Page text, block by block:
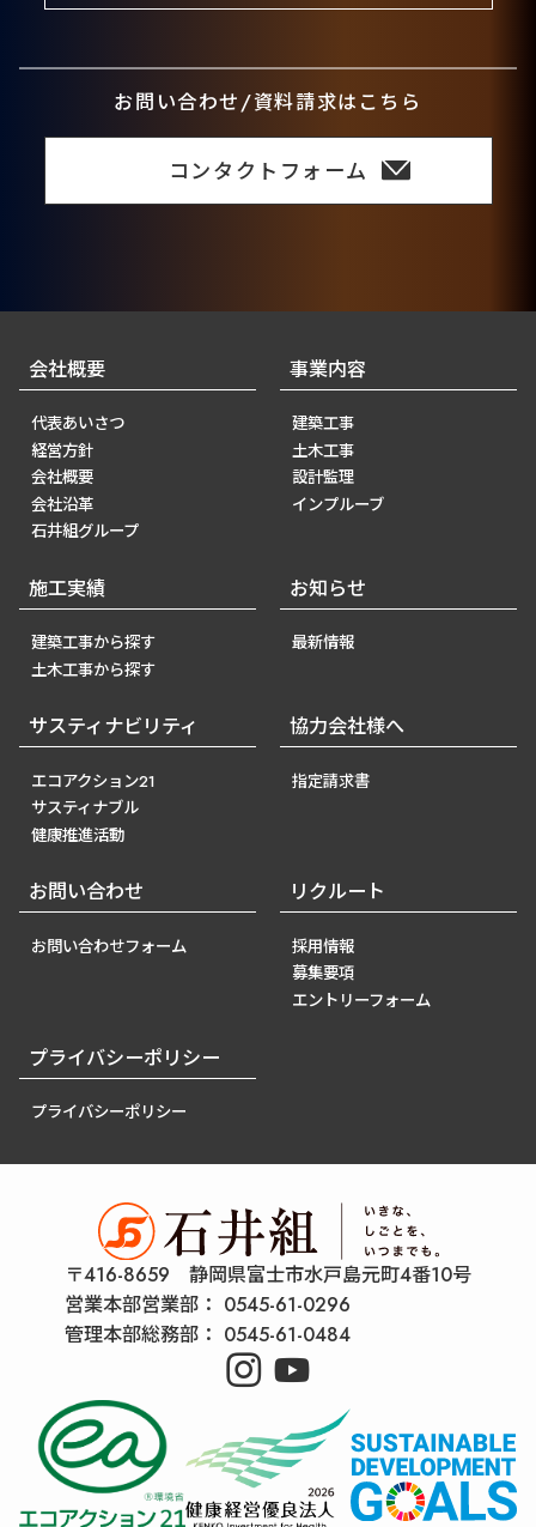
お問い合わせ/資料請求はこちら
コンタクトフォーム
会社概要
代表あいさつ
経営方針
会社概要
会社沿革
石井組グループ
事業内容
建築工事
土木工事
設計監理
インプルーブ
施工実績
建築工事から探す
土木工事から探す
お知らせ
最新情報
サスティナビリティ
エコアクション21
サスティナブル
健康推進活動
協力会社様へ
指定請求書
お問い合わせ
お問い合わせフォーム
リクルート
採用情報
募集要項
エントリーフォーム
プライバシーポリシー
プライバシーポリシー
〒416-8659 静岡県富士市水戸島元町4番10号
営業本部営業部： 0545-61-0296
管理本部総務部： 0545-61-0484